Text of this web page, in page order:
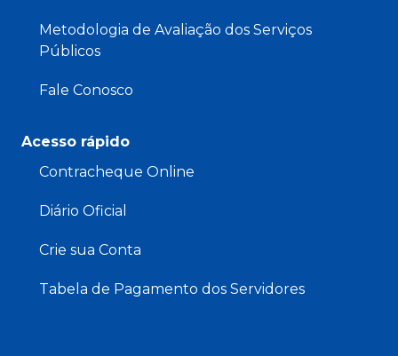
Metodologia de Avaliação dos Serviços
Públicos
Fale Conosco
Acesso rápido
Contracheque Online
Diário Oficial
Crie sua Conta
Tabela de Pagamento dos Servidores